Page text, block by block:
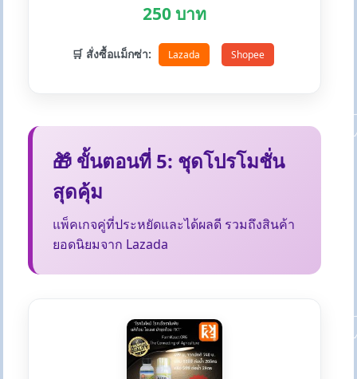
250 บาท
🛒 สั่งซื้อแม็กซ่า: Lazada Shopee
🎁 ขั้นตอนที่ 5: ชุดโปรโมชั่น
สุดคุ้ม
แพ็คเกจคู่ที่ประหยัดและได้ผลดี รวมถึงสินค้า
ยอดนิยมจาก Lazada